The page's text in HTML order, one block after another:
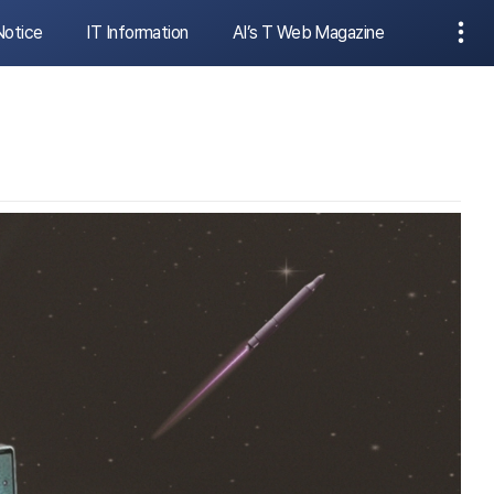
IT Information AI’s T Web Magazine